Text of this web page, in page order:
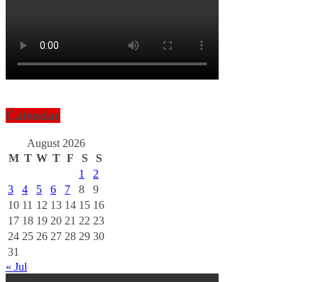
Calendar
August 2026
M T W T F S
S
1
2
3
4 5 6 7 8
9
10 11 12 13 14 15 16
17 18 19 20 21 22 23
24 25 26 27 28 29 30
31
« Jul